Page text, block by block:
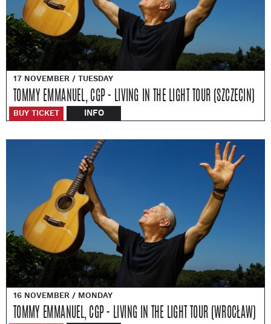
17 NOVEMBER / TUESDAY
TOMMY EMMANUEL, CGP - LIVING IN THE LIGHT TOUR (SZCZECIN)
BUY TICKET INFO
16 NOVEMBER / MONDAY
TOMMY EMMANUEL, CGP - LIVING IN THE LIGHT TOUR (WROCŁAW)